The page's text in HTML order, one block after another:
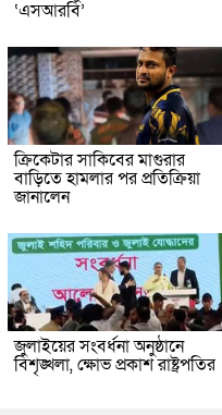
‘এসআরবি’
ক্রিকেটার সাকিবের মাগুরার
বাড়িতে হামলার পর প্রতিক্রিয়া
জানালেন
জুলাইয়ের সংবর্ধনা অনুষ্ঠানে
বিশৃঙ্খলা, ক্ষোভ প্রকাশ রাষ্ট্রপতির